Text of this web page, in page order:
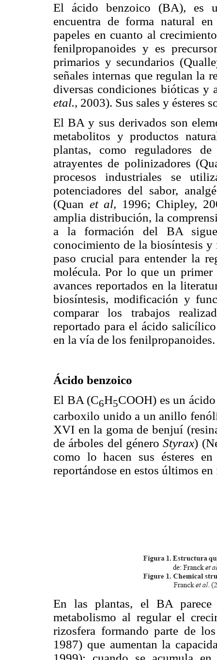
El ácido benzoico (BA), es
encuentra de forma natural en
papeles en cuanto al
fenilpropanoides y es
primarios y secundarios
señales internas que regulan la
diversas condiciones bióticas
etal., 2003). Sus sales y ésteres
El BA y sus derivados son
metabolitos y productos
plantas, como reguladores
atrayentes de polinizadores
procesos industriales se
potenciadores del sabor,
(Quan et al, 1996; Chipley,
amplia distribución, la
a la formación del BA
conocimiento de la biosíntesis
paso crucial para entender la
molécula. Por lo que un primer
avances reportados en la
biosíntesis, modificación y
comparar los trabajos
reportado para el ácido
en la vía de los fenilpropanoides.
Ácido benzoico
El BA (C6H5COOH) es un
carboxilo unido a un anillo
XVI en la goma de benjuí
de árboles del géneroStyrax)
como lo hacen sus ésteres en
reportándose en estos últimos
En las plantas, el BA parece
metabolismo al regular el
rizosfera formando parte de
1987) que aumentan la